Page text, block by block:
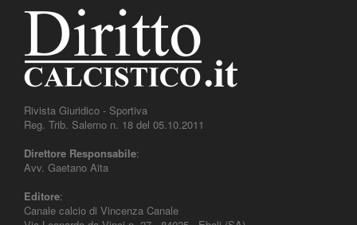
Rivista Giuridico - Sportiva
Reg. Trib. Salerno n. 18 del 05.10.2011
Direttore Responsabile:
Avv. Gaetano Aita
Editore:
Canale calcio di Vincenza Canale